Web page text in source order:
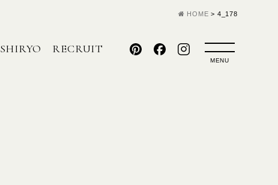
SHIRYO RECRUIT
HOME > 4_178